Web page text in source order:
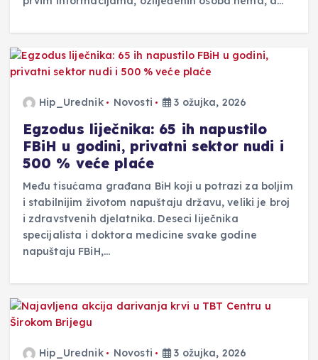
Hip_Urednik Novosti 3 ožujka, 2026
Egzodus liječnika: 65 ih napustilo
FBiH u godini, privatni sektor nudi i
500 % veće plaće
Među tisućama građana BiH koji u potrazi za boljim
i stabilnijim životom napuštaju državu, veliki je broj
i zdravstvenih djelatnika. Deseci liječnika
specijalista i doktora medicine svake godine
napuštaju FBiH,…
Hip_Urednik Novosti 3 ožujka, 2026